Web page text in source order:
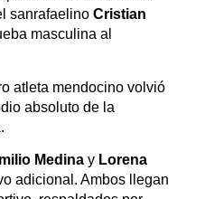
sanrafaelino Cristian
masculina al
atleta mendocino volvió
absoluto de la
Medina yLorena
adicional. Ambos llegan